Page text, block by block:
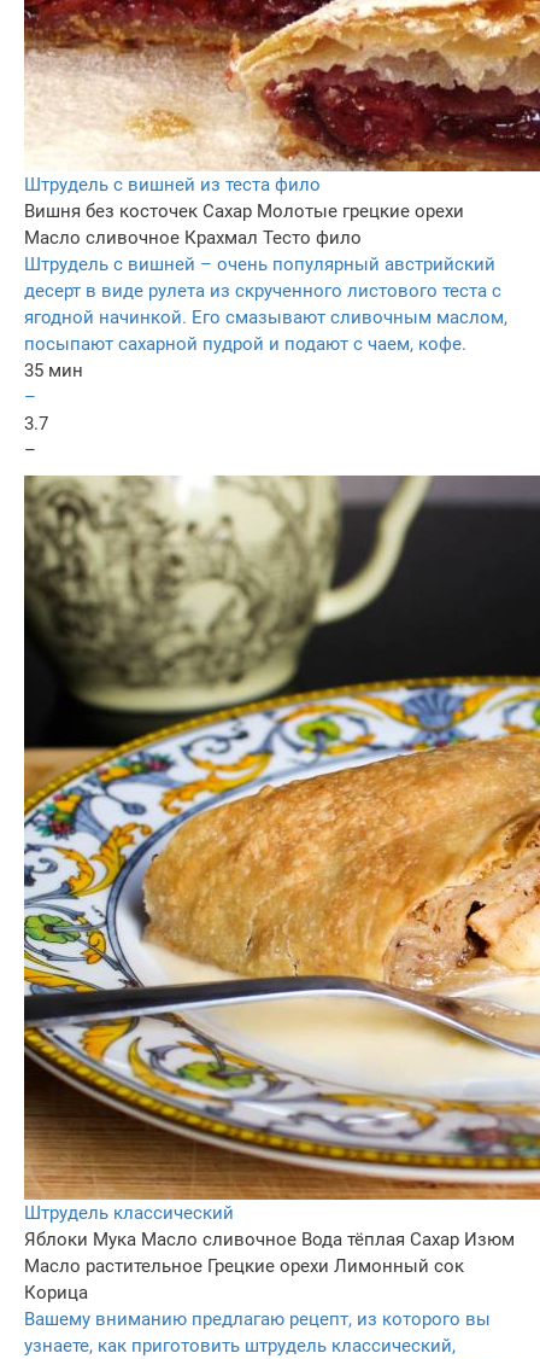
Штрудель с вишней из теста фило
Вишня без косточек Сахар Молотые грецкие орехи
Масло сливочное Крахмал Тесто фило
Штрудель с вишней – очень популярный австрийский
десерт в виде рулета из скрученного листового теста с
ягодной начинкой. Его смазывают сливочным маслом,
посыпают сахарной пудрой и подают с чаем, кофе.
35 мин
–
3.7
–
Штрудель классический
Яблоки Мука Масло сливочное Вода тёплая Сахар Изюм
Масло растительное Грецкие орехи Лимонный сок
Корица
Вашему вниманию предлагаю рецепт, из которого вы
узнаете, как приготовить штрудель классический,